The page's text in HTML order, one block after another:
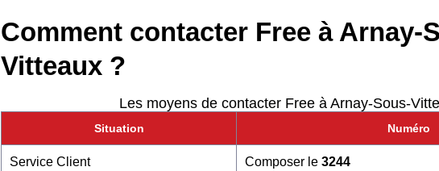
Comment contacter Free à Arnay-
Vitteaux ?
Les moyens de contacter Free à Arnay-Sous-
Situation Numéro
Service Client Composer le 3244